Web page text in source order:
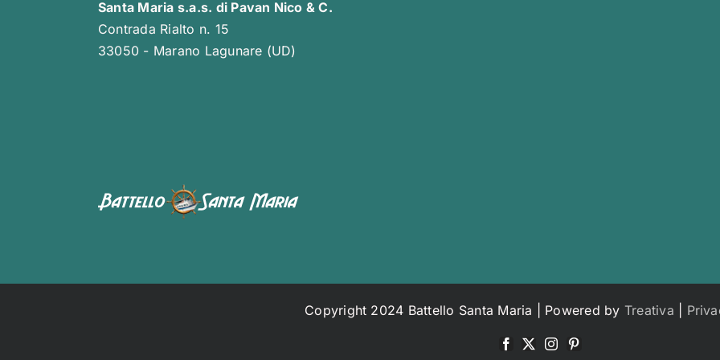
Santa Maria s.a.s. di Pavan Nico & C.
Contrada Rialto n. 15
33050 - Marano Lagunare (UD)
Copyright 2024 Battello Santa Maria | Powered by Treativa
Facebook
X Instagram
Pinterest